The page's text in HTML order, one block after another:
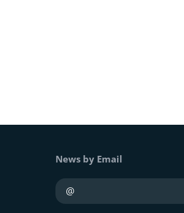
News by Email
Your e-mail